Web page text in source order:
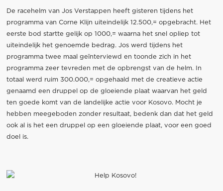
De racehelm van Jos Verstappen heeft gisteren tijdens het
programma van Corne Klijn uiteindelijk 12.500,= opgebracht. Het
eerste bod startte gelijk op 1000,= waarna het snel opliep tot
uiteindelijk het genoemde bedrag. Jos werd tijdens het
programma twee maal geïnterviewd en toonde zich in het
programma zeer tevreden met de opbrengst van de helm. In
totaal werd ruim 300.000,= opgehaald met de creatieve actie
genaamd een druppel op de gloeiende plaat waarvan het geld
ten goede komt van de landelijke actie voor Kosovo. Mocht je
hebben meegeboden zonder resultaat, bedenk dan dat het geld
ook al is het een druppel op een gloeiende plaat, voor een goed
doel is.